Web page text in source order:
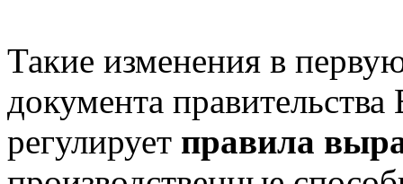
Такие изменения в
документа
регулирует правила